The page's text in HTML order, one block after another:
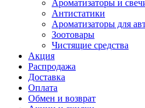
Ароматизаторы и
Антистатики
Ароматизаторы для
Зоотовары
Чистящие средства
Акция
Распродажа
Доставка
Оплата
Обмен и возврат